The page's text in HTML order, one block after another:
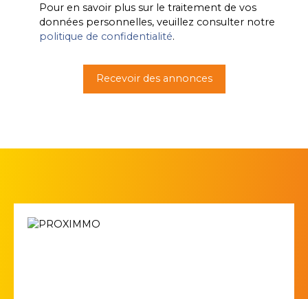
Pour en savoir plus sur le traitement de vos
données personnelles, veuillez consulter notre
politique de confidentialité.
Recevoir des annonces